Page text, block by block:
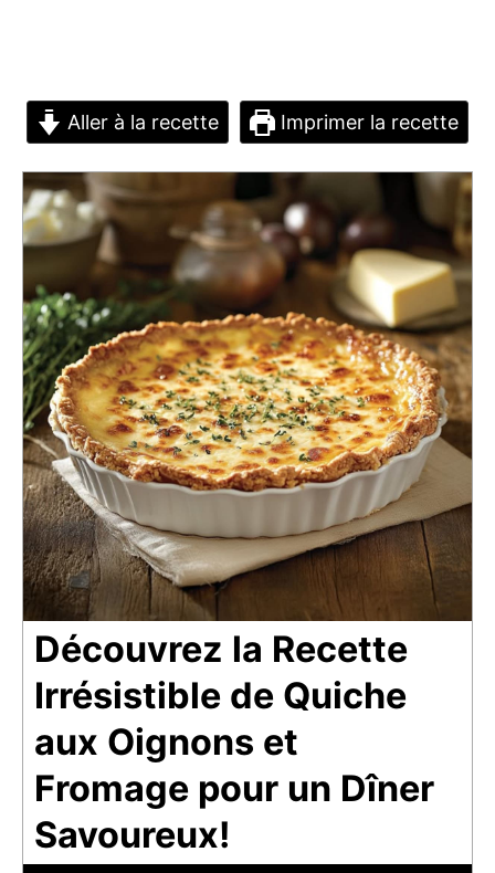
Aller à la recette Imprimer la recette
Découvrez la Recette
Irrésistible de Quiche
aux Oignons et
Fromage pour un Dîner
Savoureux!